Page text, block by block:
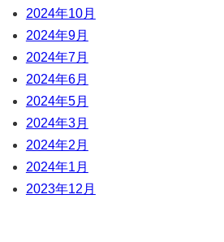
2024年10月
2024年9月
2024年7月
2024年6月
2024年5月
2024年3月
2024年2月
2024年1月
2023年12月